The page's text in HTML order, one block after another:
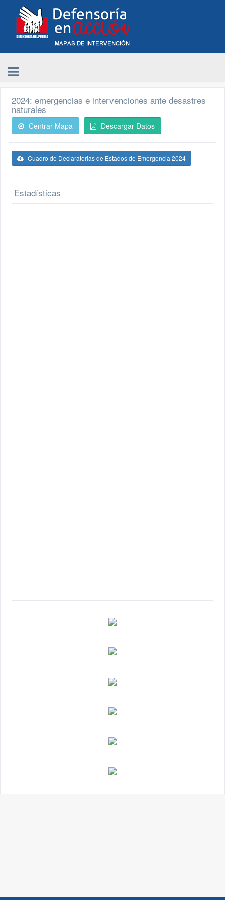
2024: emergencias e intervenciones ante desastres
naturales
Centrar Mapa Descargar Datos
Cuadro de Declaratorias de Estados de Emergencia 2024
Estadísticas